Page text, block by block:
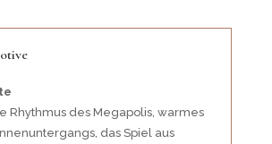
Rhythmus des Megapolis, warmes
das Spiel aus